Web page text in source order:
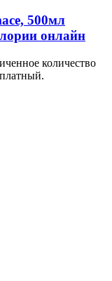
500мл
онлайн
количество